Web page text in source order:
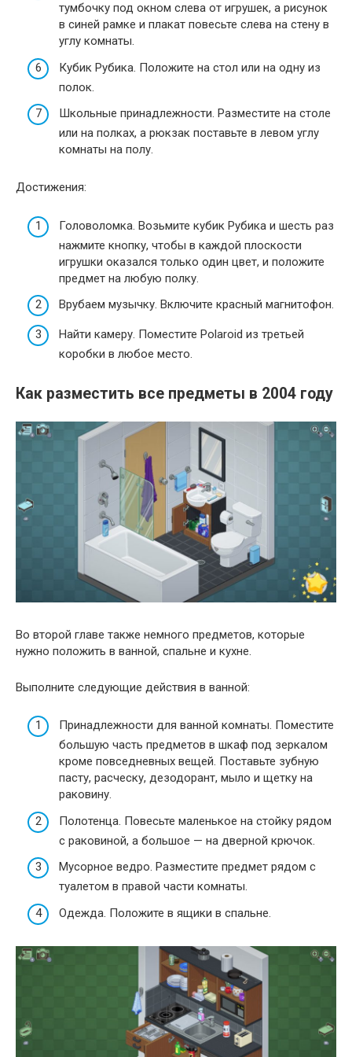
тумбочку под окном слева от игрушек, а рисунок
в синей рамке и плакат повесьте слева на стену в
углу комнаты.
Кубик Рубика. Положите на стол или на одну из
полок.
Школьные принадлежности. Разместите на столе
или на полках, а рюкзак поставьте в левом углу
комнаты на полу.
Достижения:
Головоломка. Возьмите кубик Рубика и шесть раз
нажмите кнопку, чтобы в каждой плоскости
игрушки оказался только один цвет, и положите
предмет на любую полку.
Врубаем музычку. Включите красный магнитофон.
Найти камеру. Поместите Polaroid из третьей
коробки в любое место.
Как разместить все предметы в 2004 году
Во второй главе также немного предметов, которые
нужно положить в ванной, спальне и кухне.
Выполните следующие действия в ванной:
Принадлежности для ванной комнаты. Поместите
большую часть предметов в шкаф под зеркалом
кроме повседневных вещей. Поставьте зубную
пасту, расческу, дезодорант, мыло и щетку на
раковину.
Полотенца. Повесьте маленькое на стойку рядом
с раковиной, а большое — на дверной крючок.
Мусорное ведро. Разместите предмет рядом с
туалетом в правой части комнаты.
Одежда. Положите в ящики в спальне.